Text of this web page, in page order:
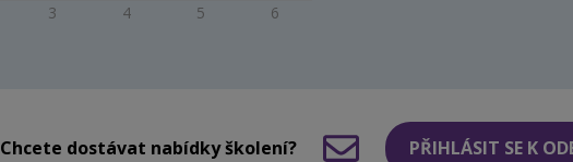
3 4 5 6
Chcete dostávat nabídky školení? PŘIHLÁSIT SE K